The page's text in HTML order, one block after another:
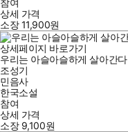
참여
상세 가격
소장11,900원
상세페이지 바로가기
우리는 아슬아슬하게 살아간다
조성기
민음사
한국소설
참여
상세 가격
소장 9,100원